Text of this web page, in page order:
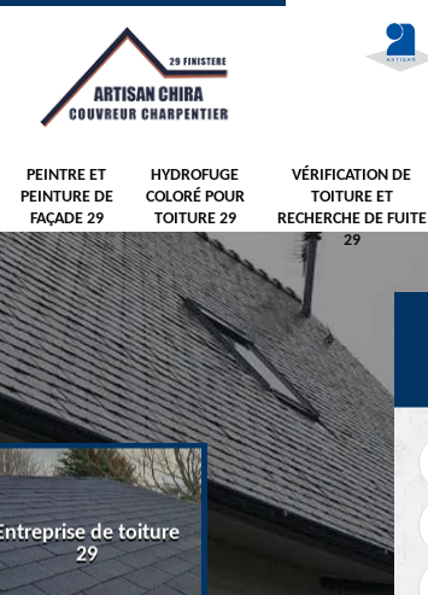
PEINTRE ET
PEINTURE DE
FAÇADE 29
HYDROFUGE
COLORÉ POUR
TOITURE 29
VÉRIFICATION DE
TOITURE ET
RECHERCHE DE FUITE
29
de toiture
29
Devis Couvreur 29